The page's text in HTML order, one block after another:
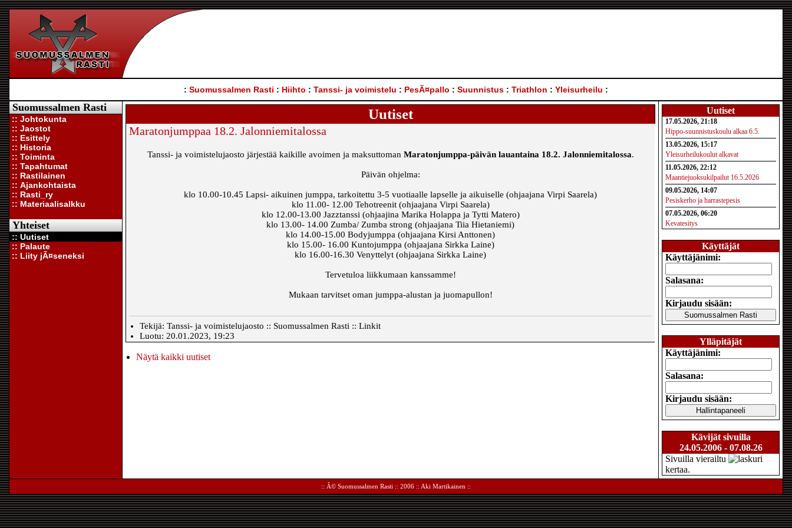
: Suomussalmen Rasti : Hiihto : Tanssi- ja voimistelu : PesÃ¤pallo : Suunnistus : Triathlon : Yleisurheilu :
Suomussalmen Rasti
:: Johtokunta
:: Jaostot
:: Esittely
:: Historia
:: Toiminta
:: Tapahtumat
:: Rastilainen
:: Ajankohtaista
:: Rasti_ry
:: Materiaalisalkku
Yhteiset
:: Uutiset
:: Palaute
:: Liity jÃ¤seneksi
Uutiset
Maratonjumppaa 18.2. Jalonniemitalossa
Tanssi- ja voimistelujaosto järjestää kaikille avoimen ja maksuttoman Maratonjumppa-päivän lauantaina 18.2. Jalonniemitalossa.
Päivän ohjelma:
klo 10.00-10.45 Lapsi- aikuinen jumppa, tarkoitettu 3-5 vuotiaalle lapselle ja aikuiselle (ohjaajana Virpi Saarela)
klo 11.00- 12.00 Tehotreenit (ohjaajana Virpi Saarela)
klo 12.00-13.00 Jazztanssi (ohjaajina Marika Holappa ja Tytti Matero)
klo 13.00- 14.00 Zumba/ Zumba strong (ohjaajana Tiia Hietaniemi)
klo 14.00-15.00 Bodyjumppa (ohjaajana Kirsi Anttonen)
klo 15.00- 16.00 Kuntojumppa (ohjaajana Sirkka Laine)
klo 16.00-16.30 Venyttelyt (ohjaajana Sirkka Laine)
Tervetuloa liikkumaan kanssamme!
Mukaan tarvitset oman jumppa-alustan ja juomapullon!
Tekijä: Tanssi- ja voimistelujaosto :: Suomussalmen Rasti :: Linkit
Luotu: 20.01.2023, 19:23
Näytä kaikki uutiset
Uutiset
17.05.2026, 21:18
Hippo-suunnistuskoulu alkaa 6.5.
13.05.2026, 15:17
Yleisurheilukoulut alkavat
11.05.2026, 22:12
Maantiejuoksukilpailut 16.5.2026
09.05.2026, 14:07
Pesiskerho ja harrastepesis
07.05.2026, 06:20
Kevatesitys
Käyttäjät
Käyttäjänimi:
Salasana:
Kirjaudu sisään:
Ylläpitäjät
Käyttäjänimi:
Salasana:
Kirjaudu sisään:
Kävijät sivuilla
24.05.2006 - 07.08.26
Sivuilla vierailtu
kertaa.
:: Â© Suomussalmen Rasti :: 2006 :: Aki Martikainen ::